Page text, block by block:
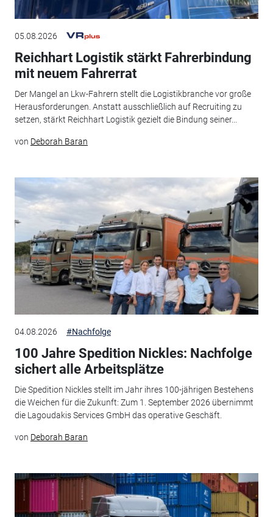
05.08.2026
Reichhart Logistik stärkt Fahrerbindung
mit neuem Fahrerrat
Der Mangel an Lkw-Fahrern stellt die Logistikbranche vor große
Herausforderungen. Anstatt ausschließlich auf Recruiting zu
setzen, stärkt Reichhart Logistik gezielt die Bindung seiner...
von Deborah Baran
04.08.2026 #Nachfolge
100 Jahre Spedition Nickles: Nachfolge
sichert alle Arbeitsplätze
Die Spedition Nickles stellt im Jahr ihres 100-jährigen Bestehens
die Weichen für die Zukunft: Zum 1. September 2026 übernimmt
die Lagoudakis Services GmbH das operative Geschäft.
von Deborah Baran